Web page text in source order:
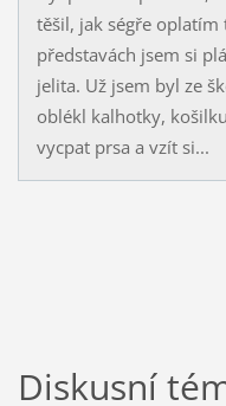
těšil, jak ségře oplatím
představách jsem si
jelita. Už jsem byl ze
oblékl kalhotky,
vycpat prsa a vzít si...
Diskusní